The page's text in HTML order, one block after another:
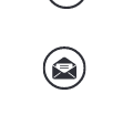
Twitter
Correo